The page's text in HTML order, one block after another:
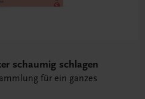
schaumig schlagen
für ein ganzes